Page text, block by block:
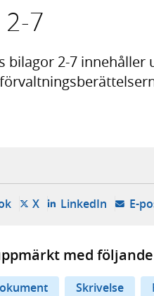
2-7
bilagor 2-7
- öppnas i ny flik, extern
X- öppnas i ny flik,
LinkedIn- E-
med
Skrivelse